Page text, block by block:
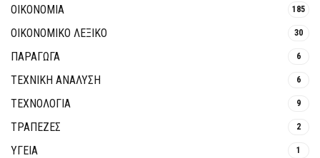
ΟΙΚΟΝΟΜΙΑ 185
ΟΙΚΟΝΟΜΙΚΟ ΛΕΞΙΚΟ 30
ΠΑΡΑΓΩΓΑ 6
ΤΕΧΝΙΚΗ ΑΝΑΛΥΣΗ 6
ΤΕΧΝΟΛΟΓΙΑ 9
ΤΡΆΠΕΖΕΣ 2
ΥΓΕΙΑ 1